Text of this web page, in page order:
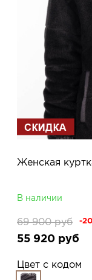
Женская
В наличии
69 900 руб -
55 920 руб
Цвет с кодом